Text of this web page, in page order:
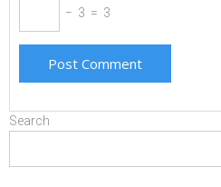
− 3 = 3
Search